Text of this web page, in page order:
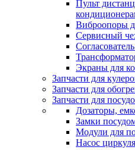
Пульт
Виброопоры
Сервисный
Экраны для
Запчасти для
Запчасти для
Запчасти для
Дозаторы,
Замки
Модули для
Насос